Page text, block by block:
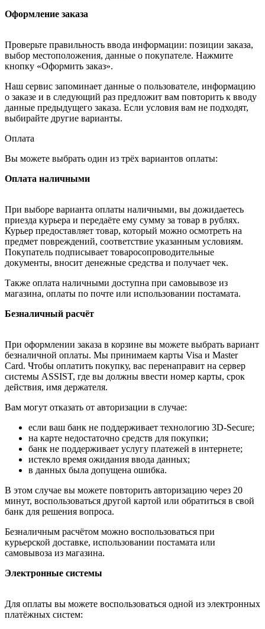
Оформление заказа
Проверьте правильность ввода информации: позиции заказа,
выбор местоположения, данные о покупателе. Нажмите
кнопку «Оформить заказ».
Наш сервис запоминает данные о пользователе, информацию
о заказе и в следующий раз предложит вам повторить к вводу
данные предыдущего заказа. Если условия вам не подходят,
выбирайте другие варианты.
Оплата
Вы можете выбрать один из трёх вариантов оплаты:
Оплата наличными
При выборе варианта оплаты наличными, вы дожидаетесь
приезда курьера и передаёте ему сумму за товар в рублях.
Курьер предоставляет товар, который можно осмотреть на
предмет повреждений, соответствие указанным условиям.
Покупатель подписывает товаросопроводительные
документы, вносит денежные средства и получает чек.
Также оплата наличными доступна при самовывозе из
магазина, оплаты по почте или использовании постамата.
Безналичный расчёт
При оформлении заказа в корзине вы можете выбрать вариант
безналичной оплаты. Мы принимаем карты Visa и Master
Card. Чтобы оплатить покупку, вас перенаправит на сервер
системы ASSIST, где вы должны ввести номер карты, срок
действия, имя держателя.
Вам могут отказать от авторизации в случае:
если ваш банк не поддерживает технологию 3D-Secure;
на карте недостаточно средств для покупки;
банк не поддерживает услугу платежей в интернете;
истекло время ожидания ввода данных;
в данных была допущена ошибка.
В этом случае вы можете повторить авторизацию через 20
минут, воспользоваться другой картой или обратиться в свой
банк для решения вопроса.
Безналичным расчётом можно воспользоваться при
курьерской доставке, использовании постамата или
самовывоза из магазина.
Электронные системы
Для оплаты вы можете воспользоваться одной из электронных
платёжных систем: